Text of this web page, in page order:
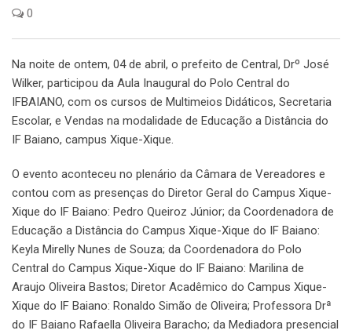
0
Na noite de ontem, 04 de abril, o prefeito de Central, Drº José
Wilker, participou da Aula Inaugural do Polo Central do
IFBAIANO, com os cursos de Multimeios Didáticos, Secretaria
Escolar, e Vendas na modalidade de Educação a Distância do
IF Baiano, campus Xique-Xique.
O evento aconteceu no plenário da Câmara de Vereadores e
contou com as presenças do Diretor Geral do Campus Xique-
Xique do IF Baiano: Pedro Queiroz Júnior; da Coordenadora de
Educação a Distância do Campus Xique-Xique do IF Baiano:
Keyla Mirelly Nunes de Souza; da Coordenadora do Polo
Central do Campus Xique-Xique do IF Baiano: Marilina de
Araujo Oliveira Bastos; Diretor Acadêmico do Campus Xique-
Xique do IF Baiano: Ronaldo Simão de Oliveira; Professora Drª
do IF Baiano Rafaella Oliveira Baracho; da Mediadora presencial